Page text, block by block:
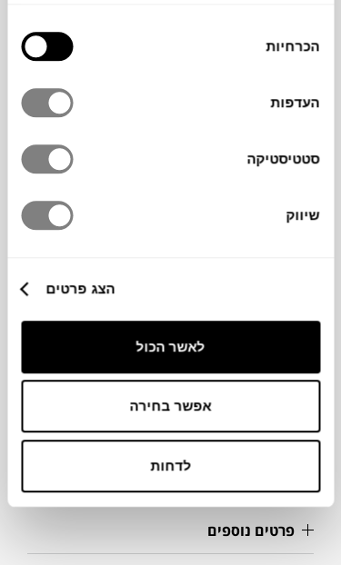
הסכמה
הכרחיות
העדפות
סטטיסטיקה
שיווק
הצג פרטים
לאשר הכול
אפשר בחירה
לדחות
מראת קיר מינימליסטית ונטולת מסגרת, תלויה
חלל בבית או במשרד.
מידות
פרטים נוספים